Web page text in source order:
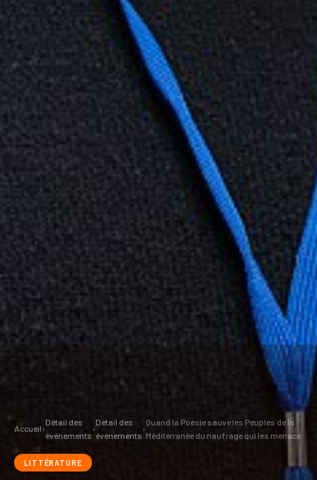
Accueil›
Détail des
événements
›
Détail des
événements
›
Quand la Poésie sauve les Peuples de la
Méditerranée du naufrage qui les menace
LITTÉRATURE